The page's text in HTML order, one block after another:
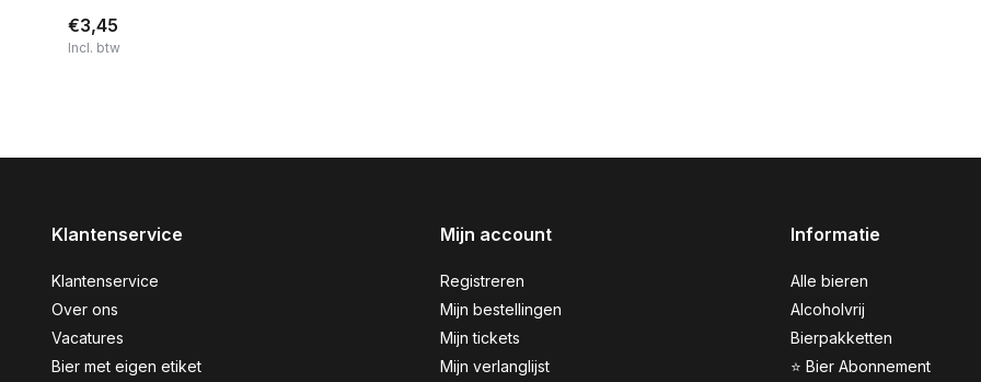
€3,45
Incl. btw
Klantenservice
Klantenservice
Over ons
Vacatures
Bier met eigen etiket
Mijn account
Registreren
Mijn bestellingen
Mijn tickets
Mijn verlanglijst
Informatie
Alle bieren
Alcoholvrij
Bierpakketten
⭐ Bier Abonnement